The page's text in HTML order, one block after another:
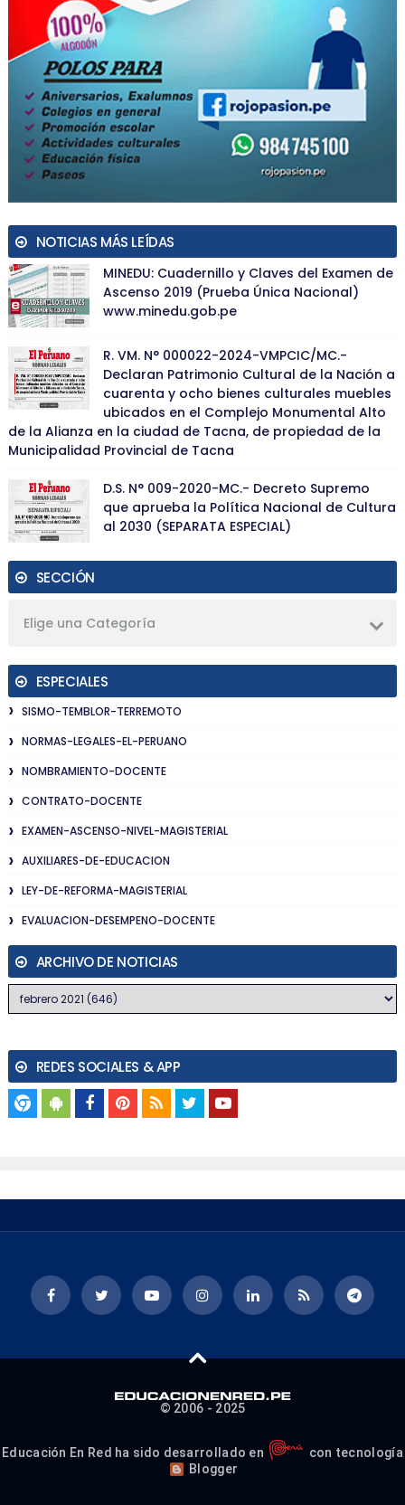
NOTICIAS MÁS LEÍDAS
MINEDU: Cuadernillo y Claves del Examen de
Ascenso 2019 (Prueba Única Nacional)
www.minedu.gob.pe
R. VM. N° 000022-2024-VMPCIC/MC.-
Declaran Patrimonio Cultural de la Nación a
cuarenta y ocho bienes culturales muebles
ubicados en el Complejo Monumental Alto
de la Alianza en la ciudad de Tacna, de propiedad de la
Municipalidad Provincial de Tacna
D.S. N° 009-2020-MC.- Decreto Supremo
que aprueba la Política Nacional de Cultura
al 2030 (SEPARATA ESPECIAL)
SECCIÓN
Elige una Categoría
ESPECIALES
SISMO-TEMBLOR-TERREMOTO
NORMAS-LEGALES-EL-PERUANO
NOMBRAMIENTO-DOCENTE
CONTRATO-DOCENTE
EXAMEN-ASCENSO-NIVEL-MAGISTERIAL
AUXILIARES-DE-EDUCACION
LEY-DE-REFORMA-MAGISTERIAL
EVALUACION-DESEMPENO-DOCENTE
ARCHIVO DE NOTICIAS
REDES SOCIALES & APP
© 2006 - 2025
Educación En Red ha sido desarrollado en
con tecnología
Blogger